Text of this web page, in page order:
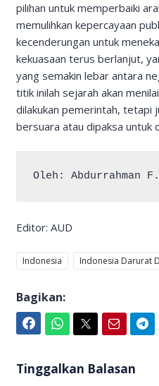
pilihan untuk memperbaiki
memulihkan kepercayaan
kecenderungan untuk
kekuasaan terus berlanjut,
yang semakin lebar antara
titik inilah sejarah akan
dilakukan pemerintah, tetapi
bersuara atau dipaksa untuk
Oleh: Abdurrahman
Editor: AUD
Indonesia Indonesia Darurat
Bagikan:
Tinggalkan Balasan